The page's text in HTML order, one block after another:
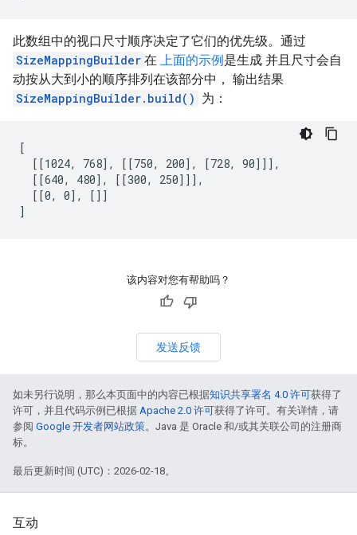
此数组中的视口尺寸顺序决定了它们的优先级。通过
SizeMappingBuilder 在 上面的示例是生成 并且尺寸会自
动按从大到小的顺序排列在该部分中， 输出结果
SizeMappingBuilder.build() 为：
[
  [[1024, 768], [[750, 200], [728, 90]]],
  [[640, 480], [[300, 250]]],
  [[0, 0], []]
该内容对您有帮助吗？
发送反馈
如未另行说明，那么本页面中的内容已根据知识共享署名 4.0 许可获得了
许可，并且代码示例已根据 Apache 2.0 许可获得了许可。有关详情，请
参阅 Google 开发者网站政策。Java 是 Oracle 和/或其关联公司的注册商
标。
最后更新时间 (UTC)：2026-02-18。
互动